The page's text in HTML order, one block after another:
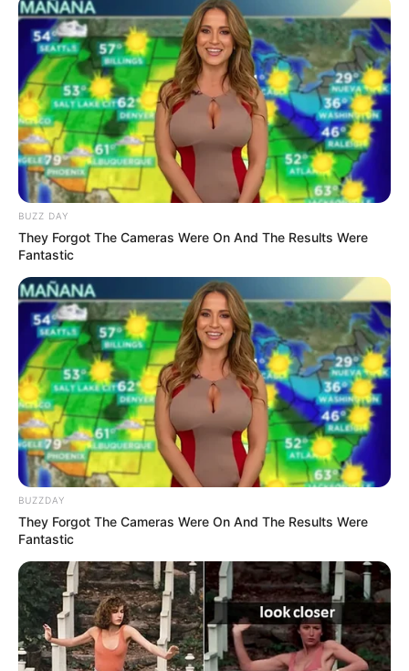
Guatemala Dental
GUATEMALA DENTAL
Stop Waiting In Line: The 87¢ Generic Viagra Is
Actually "Self-Serve" In Aisle 7
FRIDAY PLANS
BUZZ DAY
They Forgot The Cameras Were On And The Results Were
Fantastic
BUZZDAY
They Forgot The Cameras Were On And The Results Were
Fantastic